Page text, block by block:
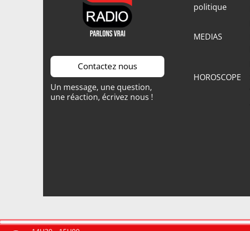
Contactez nous
Un message, une question,
une réaction, écrivez nous !
politique
MEDIAS
HOROSCOPE